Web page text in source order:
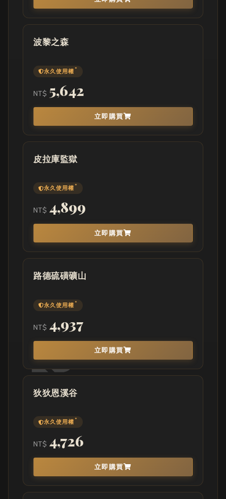
波黎之森
永久使用權*
NT$ 5,642
立即購買
皮拉庫監獄
永久使用權*
NT$ 4,899
立即購買
路德硫磺礦山
永久使用權*
NT$ 4,937
立即購買
狄狄恩溪谷
永久使用權*
NT$ 4,726
立即購買